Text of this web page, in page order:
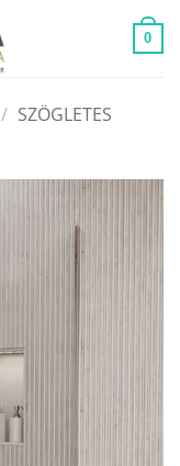
0
/ SZÖGLETES